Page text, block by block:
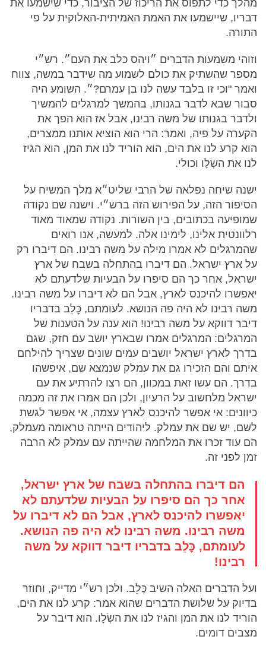
מהלך כדי לתפוס את הריכוז של הציבור, כדי שישמעו את
דבריו, שיישמעו את האמת האמיתית-האלוקית על פי
התורה.
וזוהי משמעות הדברים ״ויהס כלב את העם״. רש״י
מספר שהשתיק את כולם לשמוע מה שידבר במשה, צווח
ואמר "וכי זו בלבד עשה לנו בן עמרם?״. השומע היה
סבור שבא לדבר בגנותו, בהמשך למרגלים להמשיך
ולדבר בגנותו של משה רבינו, אבל אז הוא הפך את
הקערה על פיה, ואמר: הרי הוא הוציא אותנו ממצרים,
הוא קרע לנו את הים, הוא הוריד לנו את המן, הוא הגיז
לנו את השְׂלָו וכולי.
ישנה שיחה נפלאה של הרבי שליט״א מלך המשיח על
הסיפור הזה, על הפירוש הזה ברש״י. וישנה שם נקודה
שמופיעה בכתובים, בין השורות. נקודה שמאוד מאוד
רלוונטית אלינו, לימינו אלה. למעשה, אנו רואים
שהמרגלים לא אמרו מילה על משה רבינו. הם דיברו רק
על ארץ ישראל. הם דיברו בהתחלה בשבח של ארץ
ישראל, אחר כך הם סיפרו על הבעיות שלדעתם לא
יאפשרו להיכנס לארץ, אבל הם לא דיברו על משה רבינו.
משה רבינו לא היה פה הנושא. לעומתם, כׇּלֵב בדבריו
דיבר דווקא על משה רבינו! הוא ענה על הטענות של
המרגלים: המרגלים אמרו שבארץ יושב עם חזק, שגם
בדרך לארץ ישראל יושבים עמים שונים שצריך להילחם
איתם והם הזכירו גם את עמלק שנמצא שם, איפשהו
בדרך. הם עשו זאת במכוון, הם רצו להרתיע את עם
ישראל מלחשוב על הרעיון, ולכן הם אמרו את זה מכמה
כיוונים: אי אפשר להיכנס לארץ עצמה, אי אפשר לגשת
לשם, יש שם את עמלק. ליהודים הייתה טראומה מעמלק,
הם עוד זכרו את המלחמה שהייתה עם עמלק לא הרבה
זמן לפני זה.
הם דיברו בהתחלה בשבח של ארץ ישראל,
אחר כך הם סיפרו על הבעיות שלדעתם לא
יאפשרו להיכנס לארץ, אבל הם לא דיברו על
משה רבינו. משה רבינו לא היה פה הנושא.
לעומתם, כׇּלֵב בדבריו דיבר דווקא על משה
רבינו!
ועל הדברים האלה השיב כׇּלֵב. ולכן רש״י מדייק, וחוזר
בדיוק על שלושת הדברים שהוא אמר: קרע לנו את הים,
הוריד לנו את המן והגיז לנו את השְׂלָו. הוא דיבר על
מצבים דומים.